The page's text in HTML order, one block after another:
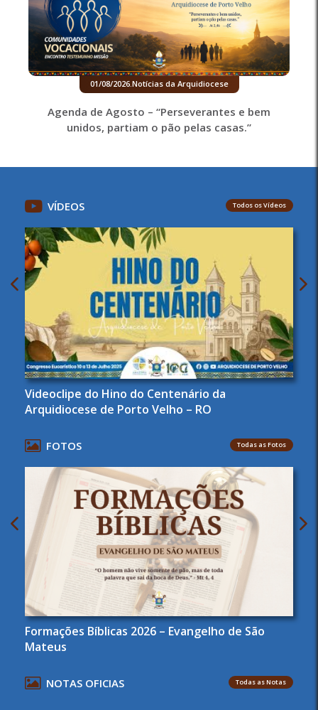
01/08/2026.Notícias da Arquidiocese
Agenda de Agosto – “Perseverantes e bem
unidos, partiam o pão pelas casas.”
VÍDEOS Todos os Vídeos
Videoclipe do Hino do Centenário da
Arquidiocese de Porto Velho – RO
FOTOS Todas as Fotos
Formações Bíblicas 2026 – Evangelho de São
Mateus
NOTAS OFICIAS Todas as Notas